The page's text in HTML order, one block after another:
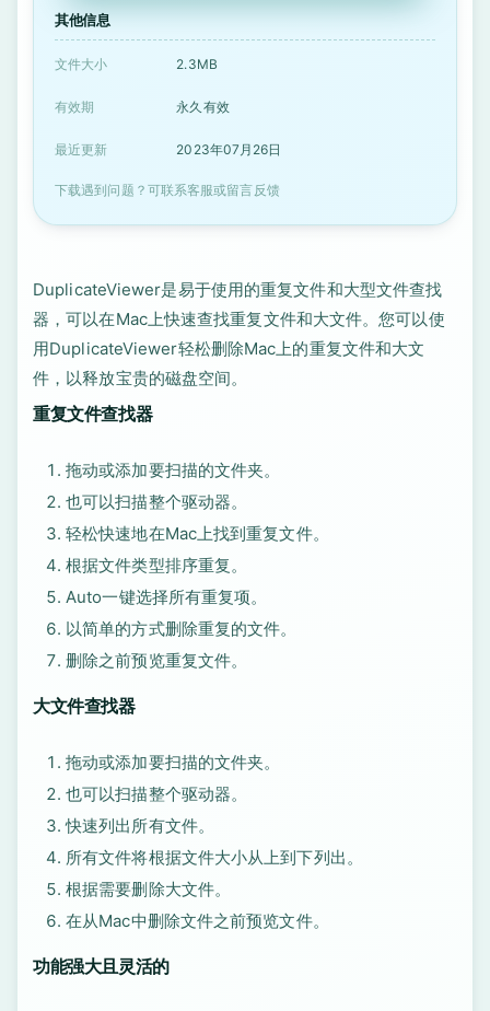
其他信息
文件大小 2.3MB
有效期 永久有效
最近更新 2023年07月26日
下载遇到问题？可联系客服或留言反馈
DuplicateViewer是易于使用的重复文件和大型文件查找
器，可以在Mac上快速查找重复文件和大文件。您可以使
用DuplicateViewer轻松删除Mac上的重复文件和大文
件，以释放宝贵的磁盘空间。
重复文件查找器
拖动或添加要扫描的文件夹。
也可以扫描整个驱动器。
轻松快速地在Mac上找到重复文件。
根据文件类型排序重复。
Auto一键选择所有重复项。
以简单的方式删除重复的文件。
删除之前预览重复文件。
大文件查找器
拖动或添加要扫描的文件夹。
也可以扫描整个驱动器。
快速列出所有文件。
所有文件将根据文件大小从上到下列出。
根据需要删除大文件。
在从Mac中删除文件之前预览文件。
功能强大且灵活的